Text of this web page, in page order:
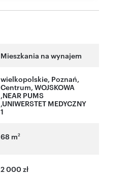
Mieszkania na wynajem
wielkopolskie, Poznań,
Centrum, WOJSKOWA
,NEAR PUMS
,UNIWERSTET MEDYCZNY
1
68 m2
2 000 zł